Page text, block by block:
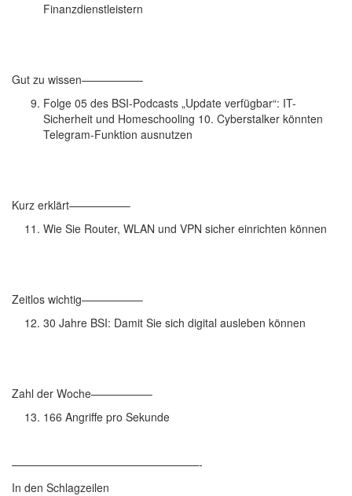
Finanzdienstleistern
Gut zu wissen—————–
Folge 05 des BSI-Podcasts „Update verfügbar“: IT-
Sicherheit und Homeschooling 10. Cyberstalker könnten
Telegram-Funktion ausnutzen
Kurz erklärt—————–
Wie Sie Router, WLAN und VPN sicher einrichten können
Zeitlos wichtig—————–
30 Jahre BSI: Damit Sie sich digital ausleben können
Zahl der Woche—————–
166 Angriffe pro Sekunde
—————————————————-
In den Schlagzeilen